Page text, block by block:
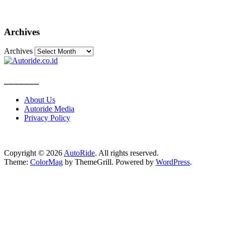
Archives
Archives
About Us
Autoride Media
Privacy Policy
Copyright © 2026 AutoRide. All rights reserved.
Theme: ColorMag by ThemeGrill. Powered by WordPress.